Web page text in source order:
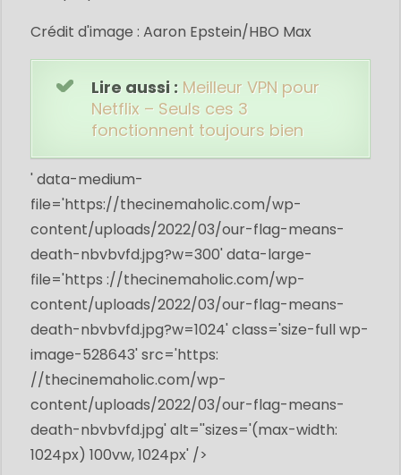
Crédit d'image : Aaron Epstein/HBO Max
Lire aussi : Meilleur VPN pour
Netflix – Seuls ces 3
fonctionnent toujours bien
' data-medium-
file='https://thecinemaholic.com/wp-
content/uploads/2022/03/our-flag-means-
death-nbvbvfd.jpg?w=300' data-large-
file='https ://thecinemaholic.com/wp-
content/uploads/2022/03/our-flag-means-
death-nbvbvfd.jpg?w=1024' class='size-full wp-
image-528643' src='https:
//thecinemaholic.com/wp-
content/uploads/2022/03/our-flag-means-
death-nbvbvfd.jpg' alt=''sizes='(max-width:
1024px) 100vw, 1024px' />